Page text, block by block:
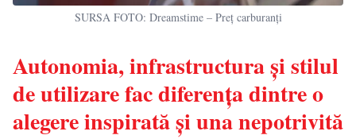
SURSA FOTO: Dreamstime – Preț carburanți
Autonomia, infrastructura și stilul
de utilizare fac diferența dintre o
alegere inspirată și una nepotrivită